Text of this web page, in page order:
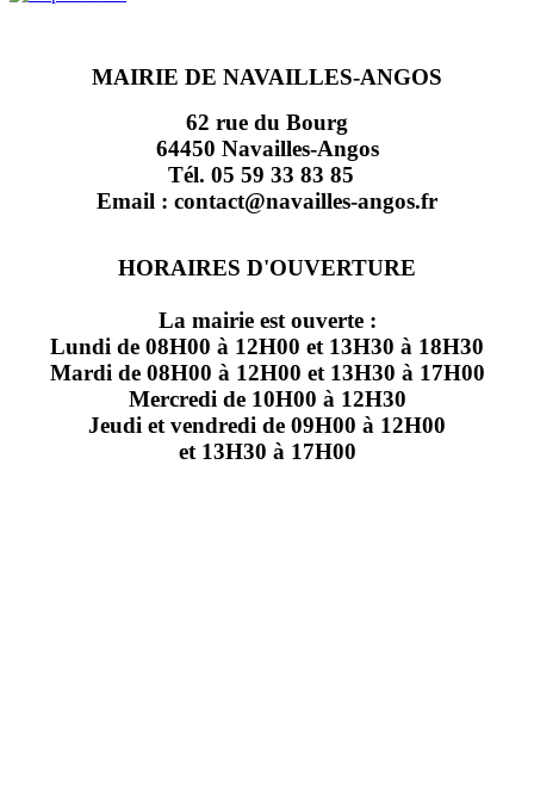
MAIRIE DE NAVAILLES-ANGOS
62 rue du Bourg
64450 Navailles-Angos
Tél. 05 59 33 83 85
Email : contact@navailles-angos.fr
HORAIRES D'OUVERTURE
La mairie est ouverte :
Lundi de 08H00 à 12H00 et 13H30 à 18H30
Mardi de 08H00 à 12H00 et 13H30 à 17H00
Mercredi de 10H00 à 12H30
Jeudi et vendredi de 09H00 à 12H00
et 13H30 à 17H00